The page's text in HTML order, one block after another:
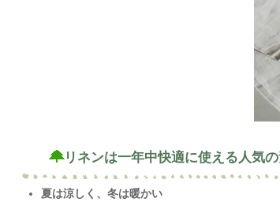
リネンは一年中快適に使える人気の
夏は涼しく、冬は暖かい